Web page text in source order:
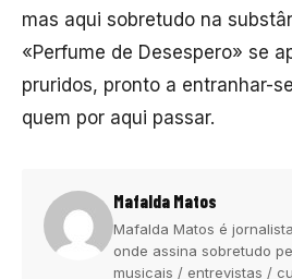
mas aqui sobretudo na
«Perfume de Desespero» se
pruridos, pronto a entranhar-
quem por aqui passar.
Mafalda Matos
Mafalda Matos é
onde assina sobretudo
musicais / entrevistas /